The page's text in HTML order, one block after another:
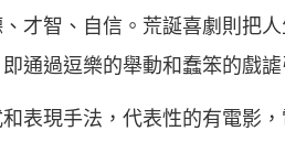
才智、自信。荒誕喜劇則把
通過逗樂的舉動和蠢笨的戲
表現手法，代表性的有電影